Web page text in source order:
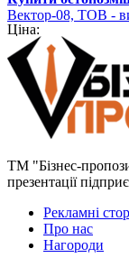
Вектор-08, ТОВ -
Ціна:
ТМ "Бізнес-
презентації
Рекламні
Про нас
Нагороди